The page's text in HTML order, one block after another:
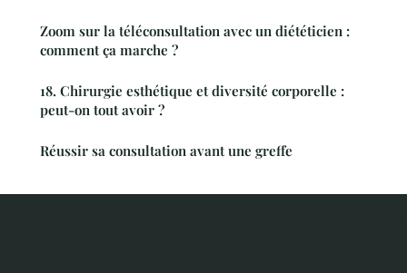
Zoom sur la téléconsultation avec un diététicien :
comment ça marche ?
18. Chirurgie esthétique et diversité corporelle :
peut-on tout avoir ?
Réussir sa consultation avant une greffe